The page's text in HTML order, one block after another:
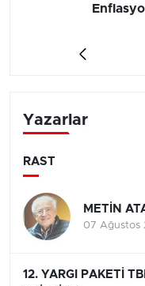
Yazarlar
RAST
METİN
07 Ağustos
12. YARGI PAKETİ